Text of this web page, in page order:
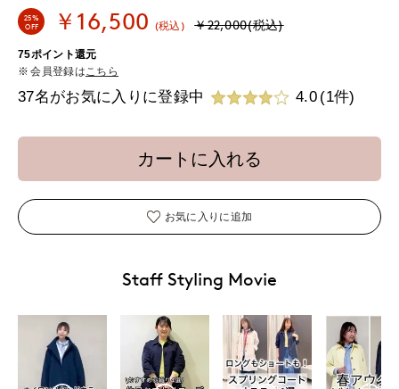
25%
OFF
￥16,500 (税込) ￥22,000(税込)
75ポイント還元
会員登録は こちら
37名がお気に入りに登録中 4.0 (1件)
カートに入れる
お気に入りに追加
Staff Styling Movie